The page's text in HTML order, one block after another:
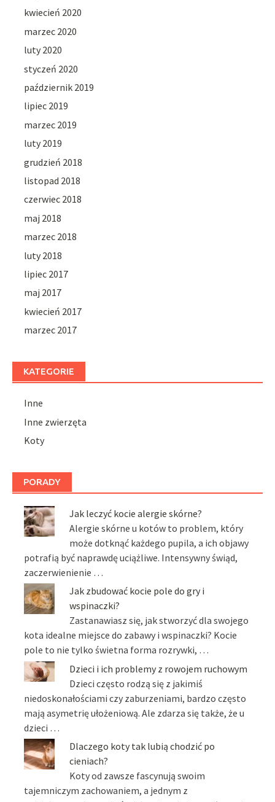
kwiecień 2020
marzec 2020
luty 2020
styczeń 2020
październik 2019
lipiec 2019
marzec 2019
luty 2019
grudzień 2018
listopad 2018
czerwiec 2018
maj 2018
marzec 2018
luty 2018
lipiec 2017
maj 2017
kwiecień 2017
marzec 2017
KATEGORIE
Inne
Inne zwierzęta
Koty
PORADY
Jak leczyć kocie alergie skórne?
Alergie skórne u kotów to problem, który
może dotknąć każdego pupila, a ich objawy
potrafią być naprawdę uciążliwe. Intensywny świąd,
zaczerwienienie …
Jak zbudować kocie pole do gry i
wspinaczki?
Zastanawiasz się, jak stworzyć dla swojego
kota idealne miejsce do zabawy i wspinaczki? Kocie
pole to nie tylko świetna forma rozrywki, …
Dzieci i ich problemy z rowojem ruchowym
Dzieci często rodzą się z jakimiś
niedoskonałościami czy zaburzeniami, bardzo często
mają asymetrię ułożeniową. Ale zdarza się także, że u
dzieci …
Dlaczego koty tak lubią chodzić po
cieniach?
Koty od zawsze fascynują swoim
tajemniczym zachowaniem, a jednym z